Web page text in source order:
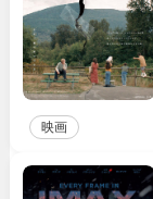
映画